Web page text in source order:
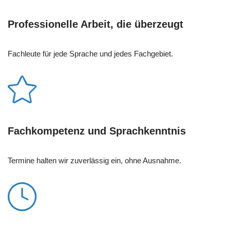
Professionelle Arbeit, die überzeugt
Fachleute für jede Sprache und jedes Fachgebiet.
Fachkompetenz und Sprachkenntnis
Termine halten wir zuverlässig ein, ohne Ausnahme.